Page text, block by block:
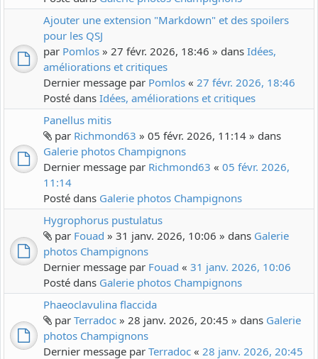
Ajouter une extension "Markdown" et des spoilers
pour les QSJ
par Pomlos » 27 févr. 2026, 18:46 » dans Idées,
améliorations et critiques
Dernier message par Pomlos « 27 févr. 2026, 18:46
Posté dans Idées, améliorations et critiques
Panellus mitis
par Richmond63 » 05 févr. 2026, 11:14 » dans
Galerie photos Champignons
Dernier message par Richmond63 « 05 févr. 2026,
11:14
Posté dans Galerie photos Champignons
Hygrophorus pustulatus
par Fouad » 31 janv. 2026, 10:06 » dans Galerie
photos Champignons
Dernier message par Fouad « 31 janv. 2026, 10:06
Posté dans Galerie photos Champignons
Phaeoclavulina flaccida
par Terradoc » 28 janv. 2026, 20:45 » dans Galerie
photos Champignons
Dernier message par Terradoc « 28 janv. 2026, 20:45